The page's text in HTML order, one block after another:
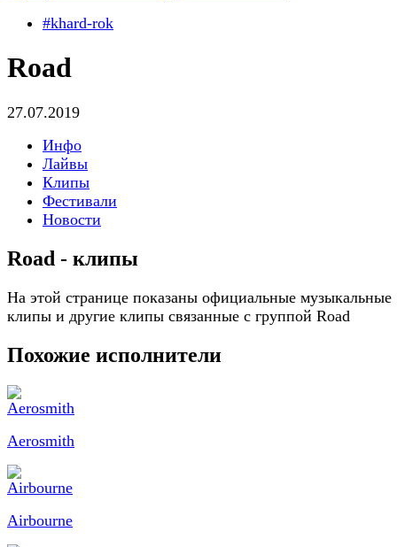
#khard-rok
Road
27.07.2019
Инфо
Лайвы
Клипы
Фестивали
Новости
Road - клипы
На этой странице показаны официальные музыкальные
клипы и другие клипы связанные с группой Road
Похожие исполнители
Aerosmith
Airbourne